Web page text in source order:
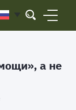
а не